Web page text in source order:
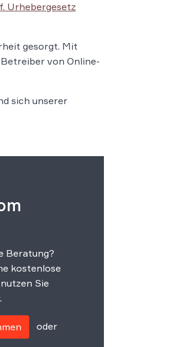
Urhebergesetz
gesorgt. Mit
von Online-
sich unserer
Beratung?
kostenlose
Sie
oder